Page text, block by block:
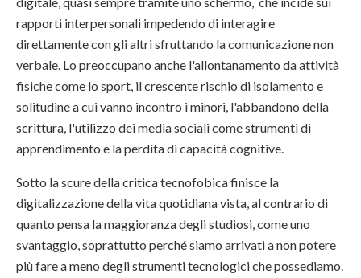
rapporti interpersonali impedendo di interagire
direttamente con gli altri sfruttando la comunicazione non
verbale. Lo preoccupano anche l'allontanamento da attività
fisiche come lo sport, il crescente rischio di isolamento e
solitudine a cui vanno incontro i minori, l'abbandono della
scrittura, l'utilizzo dei media sociali come strumenti di
apprendimento e la perdita di capacità cognitive.
Sotto la scure della critica tecnofobica finisce la
digitalizzazione della vita quotidiana vista, al contrario di
quanto pensa la maggioranza degli studiosi, come uno
svantaggio, soprattutto perché siamo arrivati a non potere
più fare a meno degli strumenti tecnologici che possediamo.